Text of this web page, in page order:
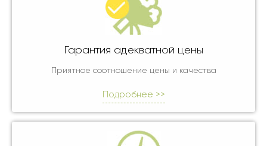
Гарантия адекватной цены
Приятное соотношение цены и качества
Подробнее >>